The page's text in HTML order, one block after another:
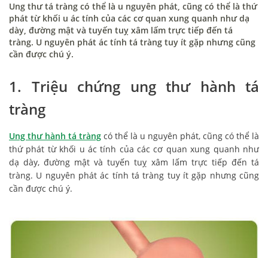
Ung thư tá tràng có thể là u nguyên phát, cũng có thể là thứ
phát từ khối u ác tính của các cơ quan xung quanh như dạ
dày, đường mật và tuyến tuỵ xâm lấm trực tiếp đến tá
tràng. U nguyên phát ác tính tá tràng tuy ít gặp nhưng cũng
cần được chú ý.
1. Triệu chứng ung thư hành tá
tràng
Ung thư hành tá tràng có thể là u nguyên phát, cũng có thể là
thứ phát từ khối u ác tính của các cơ quan xung quanh như
dạ dày, đường mật và tuyến tuỵ xâm lấm trực tiếp đến tá
tràng. U nguyên phát ác tính tá tràng tuy ít gặp nhưng cũng
cần được chú ý.